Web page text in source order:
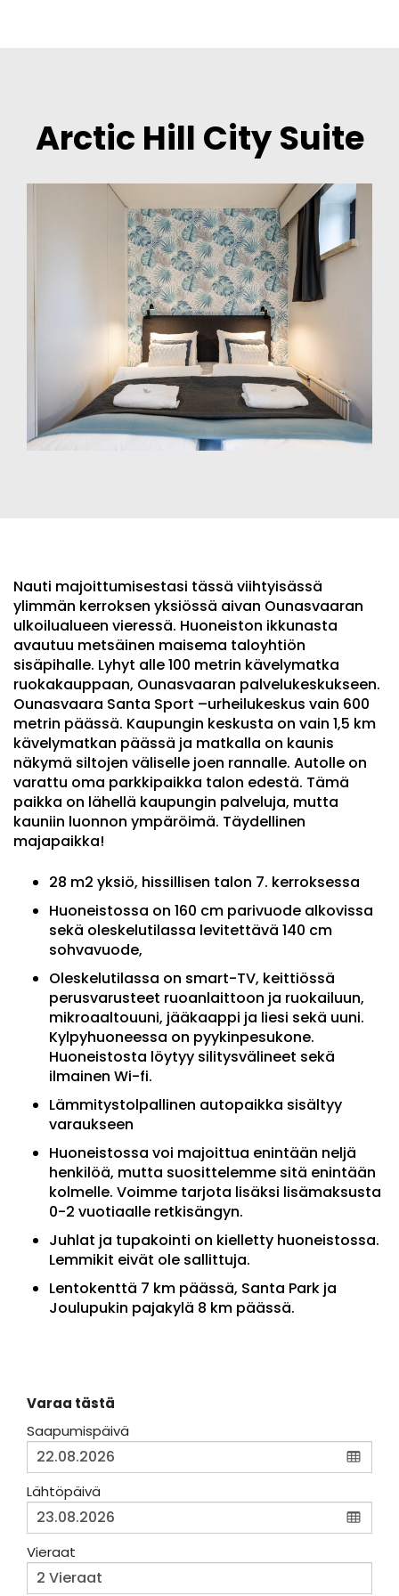
Arctic Hill City Suite
Nauti majoittumisestasi tässä viihtyisässä
ylimmän kerroksen yksiössä aivan Ounasvaaran
ulkoilualueen vieressä. Huoneiston ikkunasta
avautuu metsäinen maisema taloyhtiön
sisäpihalle. Lyhyt alle 100 metrin kävelymatka
ruokakauppaan, Ounasvaaran palvelukeskukseen.
Ounasvaara Santa Sport –urheilukeskus vain 600
metrin päässä. Kaupungin keskusta on vain 1,5 km
kävelymatkan päässä ja matkalla on kaunis
näkymä siltojen väliselle joen rannalle. Autolle on
varattu oma parkkipaikka talon edestä. Tämä
paikka on lähellä kaupungin palveluja, mutta
kauniin luonnon ympäröimä. Täydellinen
majapaikka!
28 m2 yksiö, hissillisen talon 7. kerroksessa
Huoneistossa on 160 cm parivuode alkovissa
sekä oleskelutilassa levitettävä 140 cm
sohvavuode,
Oleskelutilassa on smart-TV, keittiössä
perusvarusteet ruoanlaittoon ja ruokailuun,
mikroaaltouuni, jääkaappi ja liesi sekä uuni.
Kylpyhuoneessa on pyykinpesukone.
Huoneistosta löytyy silitysvälineet sekä
ilmainen Wi-fi.
Lämmitystolpallinen autopaikka sisältyy
varaukseen
Huoneistossa voi majoittua enintään neljä
henkilöä, mutta suosittelemme sitä enintään
kolmelle. Voimme tarjota lisäksi lisämaksusta
0-2 vuotiaalle retkisängyn.
Juhlat ja tupakointi on kielletty huoneistossa.
Lemmikit eivät ole sallittuja.
Lentokenttä 7 km päässä, Santa Park ja
Joulupukin pajakylä 8 km päässä.
Varaa tästä
Saapumispäivä
Lähtöpäivä
Vieraat